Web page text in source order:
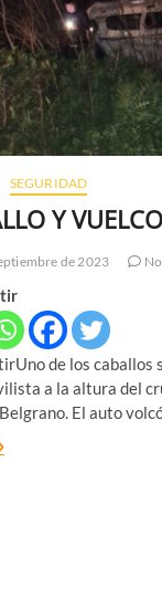
SEGURIDAD
Y
de 2023
de los caballos
a la altura del
El auto